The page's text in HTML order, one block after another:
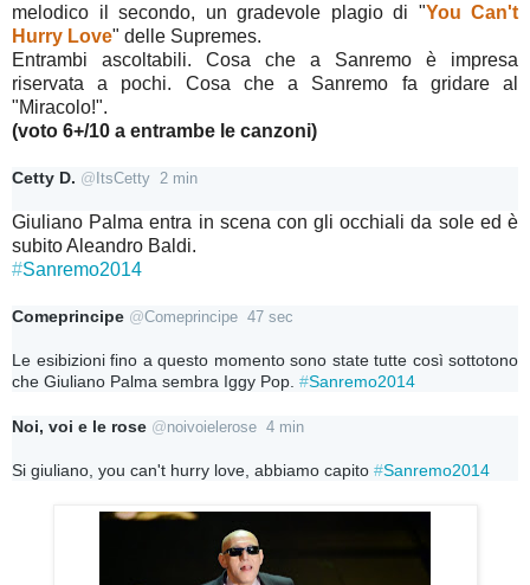
melodico il secondo, un gradevole plagio di "You Can't
Hurry Love" delle Supremes.
Entrambi ascoltabili. Cosa che a Sanremo è impresa
riservata a pochi. Cosa che a Sanremo fa gridare al
"Miracolo!".
(voto 6+/10 a entrambe le canzoni)
Cetty D. @ItsCetty 2 min
Giuliano Palma entra in scena con gli occhiali da sole ed è
subito Aleandro Baldi.
#Sanremo2014
Comeprincipe @Comeprincipe 47 sec
Le esibizioni fino a questo momento sono state tutte così sottotono
che Giuliano Palma sembra Iggy Pop. #Sanremo2014
Noi, voi e le rose @noivoielerose 4 min
Si giuliano, you can't hurry love, abbiamo capito #Sanremo2014